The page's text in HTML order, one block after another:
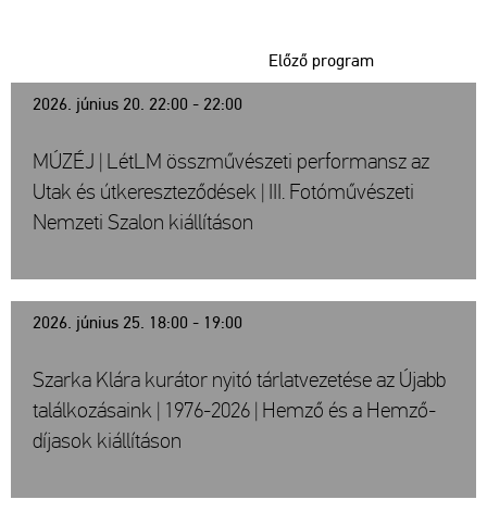
2026. június 20. 22:00 - 22:00
Előző program
MÚZÉJ | LétLM összművészeti performansz az
Utak és útkereszteződések | III. Fotóművészeti
Nemzeti Szalon kiállításon
2026. június 25. 18:00 - 19:00
Szarka Klára kurátor nyitó tárlatvezetése az Újabb
találkozásaink | 1976-2026 | Hemző és a Hemző-
díjasok kiállításon